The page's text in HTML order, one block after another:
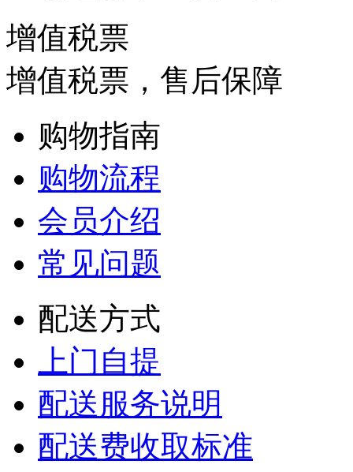
增值税票
增值税票，售后保障
购物指南
购物流程
会员介绍
常见问题
配送方式
上门自提
配送服务说明
配送费收取标准